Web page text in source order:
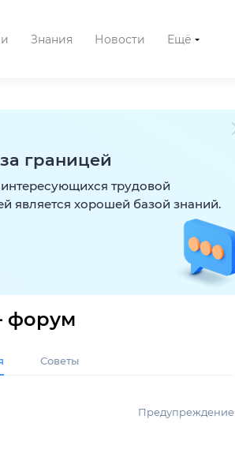
Знания Новости Ещё
границей
трудовой
является хорошей базой знаний.
форум
Советы
Предупреждение